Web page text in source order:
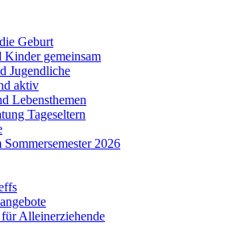
Geburt
Kinder gemeinsam
Jugendliche
aktiv
Lebensthemen
Tageseltern
Sommersemester 2026
Alleinerziehende